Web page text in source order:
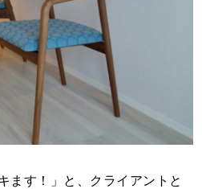
ます！」と、クライアントと